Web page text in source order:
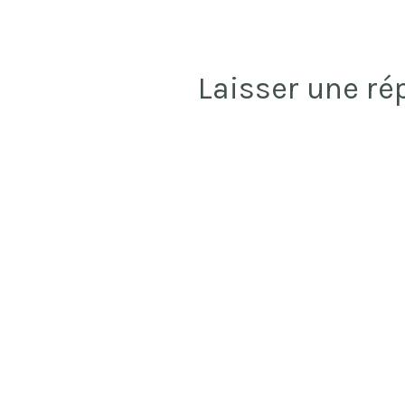
Laisser une